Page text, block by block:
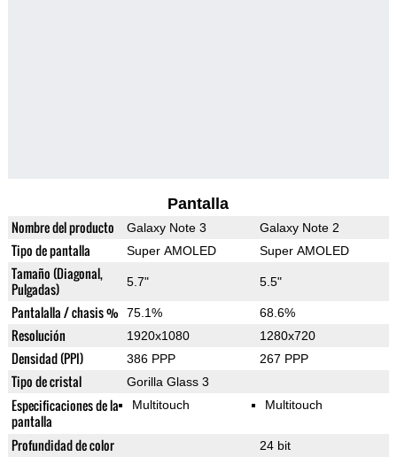
Pantalla
Nombre del producto Galaxy Note 3 Galaxy Note 2
Tipo de pantalla Super AMOLED Super AMOLED
Tamaño (Diagonal,
Pulgadas)
5.7" 5.5"
Pantalalla / chasis % 75.1% 68.6%
Resolución 1920x1080 1280x720
Densidad (PPI) 386 PPP 267 PPP
Tipo de cristal Gorilla Glass 3
Especificaciones de la
pantalla
Multitouch Multitouch
Profundidad de color 24 bit